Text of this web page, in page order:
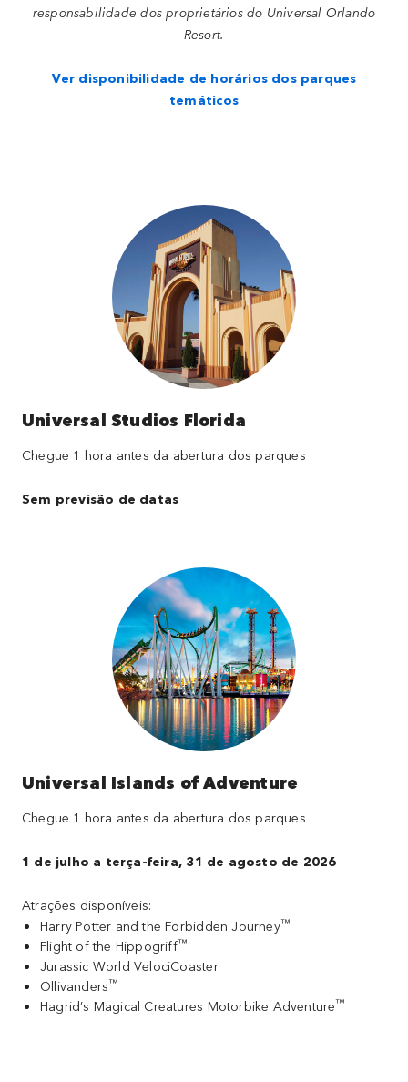
responsabilidade dos proprietários do Universal Orlando
Resort.
Ver disponibilidade de horários dos parques
temáticos
Universal Studios Florida
Chegue 1 hora antes da abertura dos parques
Sem previsão de datas
Universal Islands of Adventure
Chegue 1 hora antes da abertura dos parques
1 de julho a terça-feira, 31 de agosto de 2026
Atrações disponíveis:
Harry Potter and the Forbidden Journey™
Flight of the Hippogriff™
Jurassic World VelociCoaster
Ollivanders™
Hagrid’s Magical Creatures Motorbike Adventure™